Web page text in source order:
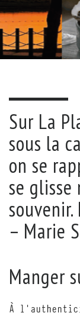
Sur La
sous la
on se
se glisse
souvenir.
– Marie
Manger
À